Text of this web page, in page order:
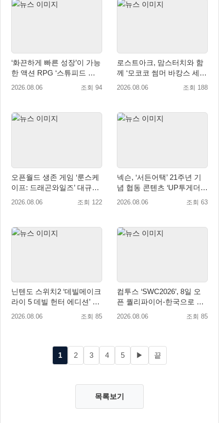
‘화끈하게 빠른 성장’이 가능
한 액션 RPG ‘스튜피드 네
버 다이즈’ 패키지판 예약판
2026.08.06 조회 94
로스트아크, 맘스터치와 함
께 ‘모코코 썸머 바캉스 세
트’ 출시
2026.08.06 조회 188
오픈월드 생존 게임 ‘룬스케
이프: 드래곤와일즈’ 대규모
유저 편의성 개선 및 사이드
2026.08.06 조회 122
넥슨, ‘서든어택’ 21주년 기
념 협동 콘텐츠 ‘UP투게더’
업데이트
2026.08.06 조회 63
닌텐도 스위치2 ‘데빌메이크
라이 5 데빌 헌터 에디션’ 패
키지 제품 8월 7일 예약판매
2026.08.06 조회 85
컴투스 ‘SWC2026’, 8일 오
픈 퀄리파이어-한국으로 시
즌 개막!
2026.08.06 조회 85
1 2 3 4 5 ▶ 끝
목록보기